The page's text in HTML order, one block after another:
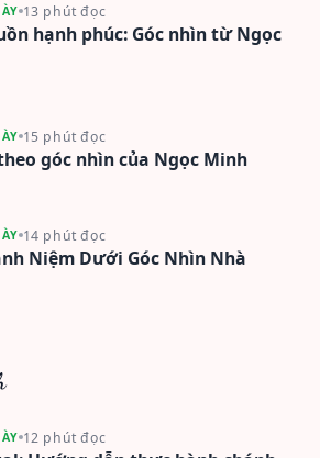
13 phút đọc
hạnh phúc: Góc nhìn từ Ngọc
15 phút đọc
góc nhìn của Ngọc Minh
14 phút đọc
Niệm Dưới Góc Nhìn Nhà
12 phút đọc